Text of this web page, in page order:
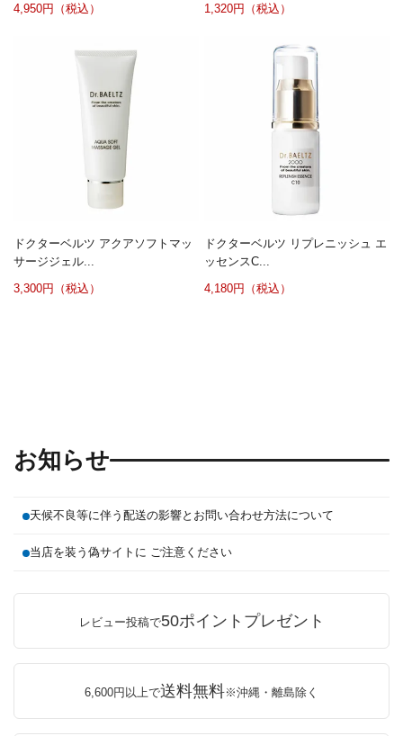
4,950円（税込）
1,320円（税込）
ドクターベルツ アクアソフトマッ
サージジェル...
3,300円（税込）
ドクターベルツ リプレニッシュ エ
ッセンスC...
4,180円（税込）
お知らせ
天候不良等に伴う配送の影響とお問い合わせ方法について
当店を装う偽サイトに ご注意ください
レビュー投稿で50ポイントプレゼント
6,600円以上で送料無料※沖縄・離島除く